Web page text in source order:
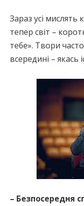
Зараз усі мислять
тепер світ –
тебе». Твори
всередині – якась
– Безпосередня